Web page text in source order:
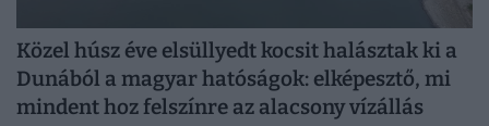
Közel húsz éve elsüllyedt kocsit halásztak ki a
Dunából a magyar hatóságok: elképesztő, mi
mindent hoz felszínre az alacsony vízállás